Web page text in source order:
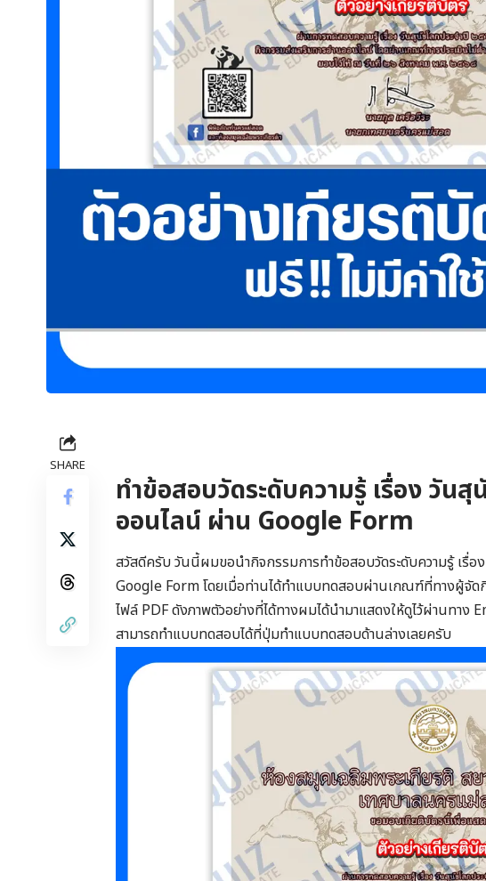
SHARE
ทำข้อสอบวัดระดับความรู้ เรื่อง วัน
ออนไลน์ ผ่าน Google Form
สวัสดีครับ วันนี้ผมขอนำกิจกรรมการทำข้อสอบวัดระดับความรู้ เรื่
Google Form โดยเมื่อท่านได้ทำแบบทดสอบผ่านเกณฑ์ที่ทางผู้จัด
ไฟล์ PDF ดังภาพตัวอย่างที่ได้ทางผมได้นำมาแสดงให้ดูไว้ผ่านทา
สามารถทำแบบทดสอบได้ที่ปุ่มทำแบบทดสอบด้านล่างเลยครับ